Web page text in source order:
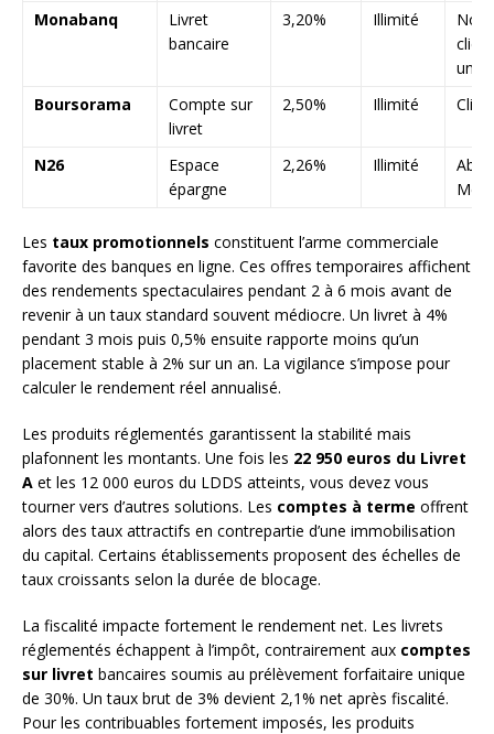
Monabanq
Livret
bancaire
3,20% Illimité
client
Boursorama
Compte sur
livret
2,50% Illimité
N26
Espace
épargne
2,26% Illimité
Les taux promotionnels constituent l’arme commerciale
favorite des banques en ligne. Ces offres temporaires affichent
des rendements spectaculaires pendant 2 à 6 mois avant de
revenir à un taux standard souvent médiocre. Un livret à 4%
pendant 3 mois puis 0,5% ensuite rapporte moins qu’un
placement stable à 2% sur un an. La vigilance s’impose pour
calculer le rendement réel annualisé.
Les produits réglementés garantissent la stabilité mais
plafonnent les montants. Une fois les 22 950 euros du Livret
A et les 12 000 euros du LDDS atteints, vous devez vous
tourner vers d’autres solutions. Les comptes à terme offrent
alors des taux attractifs en contrepartie d’une immobilisation
du capital. Certains établissements proposent des échelles de
taux croissants selon la durée de blocage.
La fiscalité impacte fortement le rendement net. Les livrets
réglementés échappent à l’impôt, contrairement aux comptes
sur livret bancaires soumis au prélèvement forfaitaire unique
de 30%. Un taux brut de 3% devient 2,1% net après fiscalité.
Pour les contribuables fortement imposés, les produits